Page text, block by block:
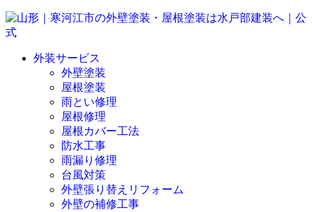
外装サービス
外壁塗装
屋根塗装
雨とい修理
屋根修理
屋根カバー工法
防水工事
雨漏り修理
台風対策
外壁張り替えリフォーム
外壁の補修工事